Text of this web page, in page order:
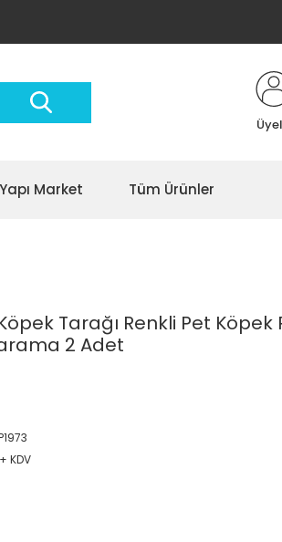
Yapı Market Tüm Ürünler
Tarağı Renkli Pet Köpek
2 Adet
KDV